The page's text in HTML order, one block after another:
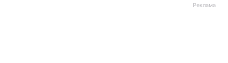
Реклама